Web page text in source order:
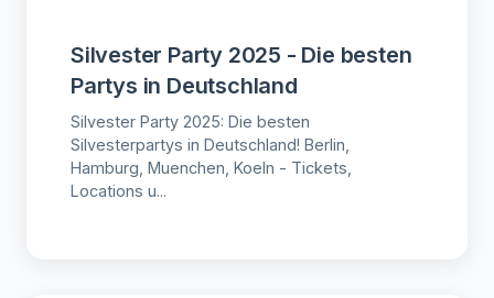
Silvester Party 2025 - Die besten
Partys in Deutschland
Silvester Party 2025: Die besten
Silvesterpartys in Deutschland! Berlin,
Hamburg, Muenchen, Koeln - Tickets,
Locations u...